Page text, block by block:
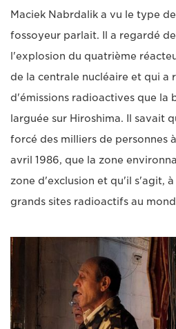
Maciek Nabrdalik a vu le type
fossoyeur parlait. Il a regardé
l'explosion du quatrième
de la centrale nucléaire et qui a
d'émissions radioactives que la
larguée sur Hiroshima. Il savait
forcé des milliers de personnes
avril 1986, que la zone
zone d'exclusion et qu'il s'agit,
grands sites radioactifs au